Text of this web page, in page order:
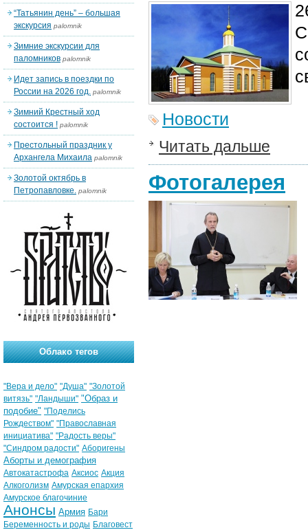
Новости
Читать дальше
Фотогалерея
“Татьянин день” – большая
экскурсия palomnik
Зимние экскурсии для
паломников palomnik
Идет запись в поездки по
России на 2026 год. palomnik
Зимний Крестный ход
состоится ! palomnik
Престольный праздник у
Архангела Михаила palomnik
Золотой октябрь в
Петропавловке. palomnik
Облако тегов
"Вера и дело" "Душа" "Золотой
витязь" "Ландыши" "Образ и
подобие" "Поделись
Рождеством" "Православная
инициатива" "Радость веры"
"Синдром радости" Аборигены
Аборты и демография
Автокатастрофа Аксиос Акция
Алкоголизм Амурская епархия
Амурское благочиние
Анонсы Армия Бари
Беременность и роды Благовест